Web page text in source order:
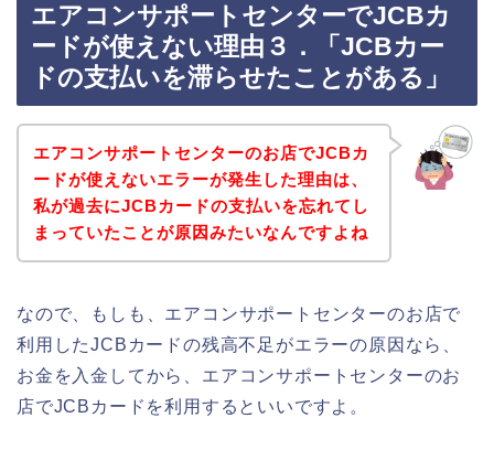
エアコンサポートセンターでJCBカ
ードが使えない理由３．「JCBカー
ドの支払いを滞らせたことがある」
エアコンサポートセンターのお店でJCBカ
ードが使えないエラーが発生した理由は、
私が過去にJCBカードの支払いを忘れてし
まっていたことが原因みたいなんですよね
なので、もしも、エアコンサポートセンターのお店で
利用したJCBカードの残高不足がエラーの原因なら、
お金を入金してから、エアコンサポートセンターのお
店でJCBカードを利用するといいですよ。